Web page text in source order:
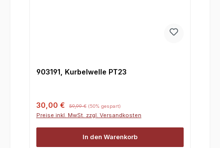
903191, Kurbelwelle PT23
Verkaufspreis:
30,00 € 59,99 € (50% gespart)
Preise inkl. MwSt. zzgl. Versandkosten
In den Warenkorb